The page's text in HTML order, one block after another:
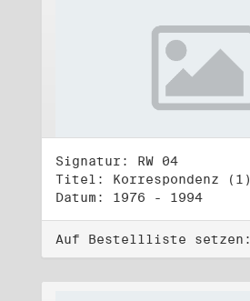
Signatur: RW 04
Titel: Korrespondenz (1)
Datum: 1976 - 1994
Auf Bestellliste setzen: